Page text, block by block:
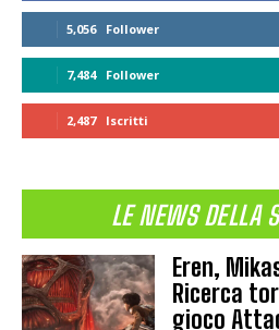
5,056 Follower
7,484 Follower
2,487 Iscritti
LE NEWS DELLA
Eren,
Ricerca
gioco